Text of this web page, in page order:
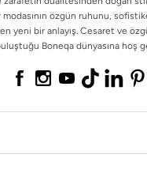
modasının özgün ruhunu,
yeni bir anlayış. Cesaret ve
Boneqa dünyasına hoş